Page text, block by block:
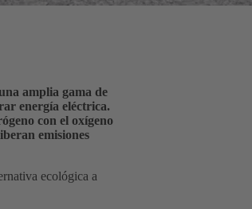
amplia gama de
energía eléctrica.
con el oxígeno
emisiones
ecológica a